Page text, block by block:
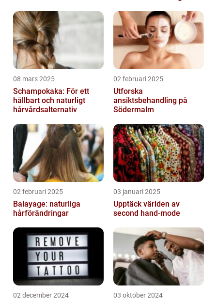
08 mars 2025
Schampokaka: För ett
hållbart och naturligt
hårvårdsalternativ
02 februari 2025
Utforska
ansiktsbehandling på
Södermalm
02 februari 2025
Balayage: naturliga
hårförändringar
03 januari 2025
Upptäck världen av
second hand-mode
02 december 2024 03 oktober 2024